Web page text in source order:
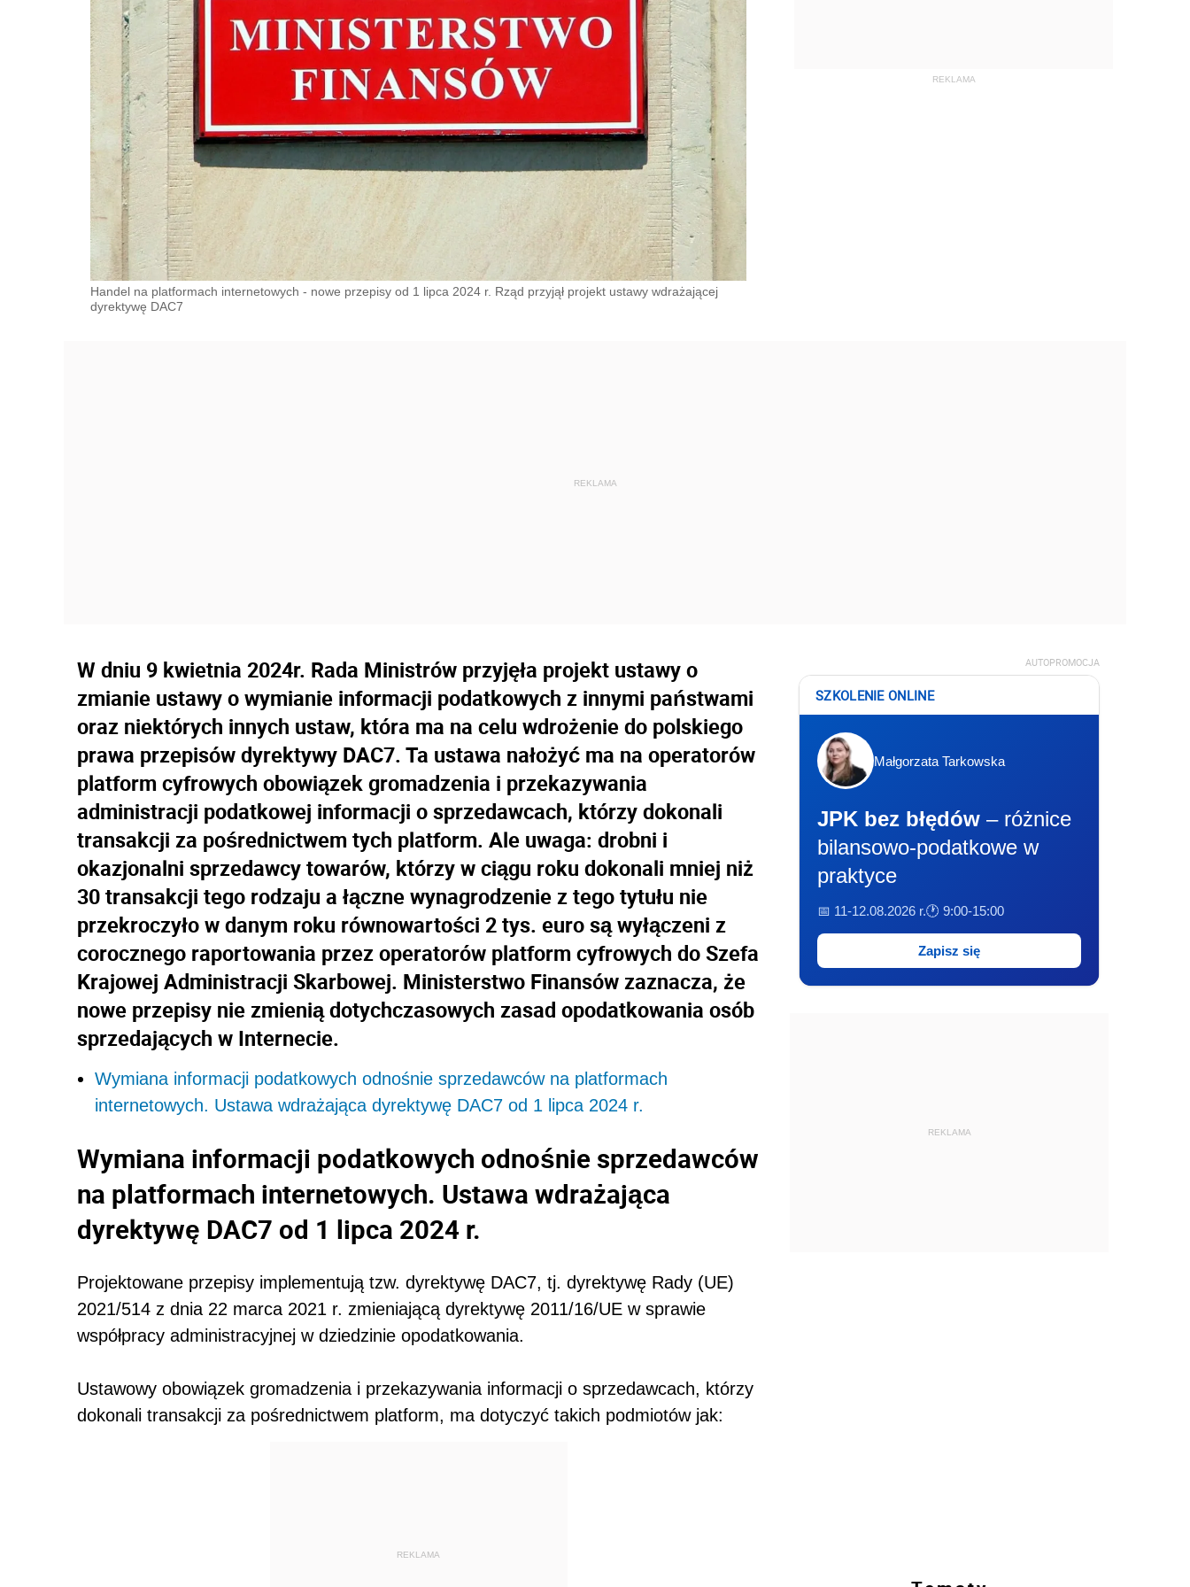
Handel na platformach internetowych - nowe przepisy od 1 lipca 2024 r. Rząd przyjął projekt ustawy wdrażającej
dyrektywę DAC7
W dniu 9 kwietnia 2024r. Rada Ministrów przyjęła projekt ustawy o
zmianie ustawy o wymianie informacji podatkowych z innymi państwami
oraz niektórych innych ustaw, która ma na celu wdrożenie do polskiego
prawa przepisów dyrektywy DAC7. Ta ustawa nałożyć ma na operatorów
platform cyfrowych obowiązek gromadzenia i przekazywania
administracji podatkowej informacji o sprzedawcach, którzy dokonali
transakcji za pośrednictwem tych platform. Ale uwaga: drobni i
okazjonalni sprzedawcy towarów, którzy w ciągu roku dokonali mniej niż
30 transakcji tego rodzaju a łączne wynagrodzenie z tego tytułu nie
przekroczyło w danym roku równowartości 2 tys. euro są wyłączeni z
corocznego raportowania przez operatorów platform cyfrowych do Szefa
Krajowej Administracji Skarbowej. Ministerstwo Finansów zaznacza, że
nowe przepisy nie zmienią dotychczasowych zasad opodatkowania osób
sprzedających w Internecie.
Wymiana informacji podatkowych odnośnie sprzedawców na platformach
internetowych. Ustawa wdrażająca dyrektywę DAC7 od 1 lipca 2024 r.
Wymiana informacji podatkowych odnośnie sprzedawców
na platformach internetowych. Ustawa wdrażająca
dyrektywę DAC7 od 1 lipca 2024 r.
Projektowane przepisy implementują tzw. dyrektywę DAC7, tj. dyrektywę Rady (UE)
2021/514 z dnia 22 marca 2021 r. zmieniającą dyrektywę 2011/16/UE w sprawie
współpracy administracyjnej w dziedzinie opodatkowania.
Ustawowy obowiązek gromadzenia i przekazywania informacji o sprzedawcach, którzy
dokonali transakcji za pośrednictwem platform, ma dotyczyć takich podmiotów jak:
REKLAMA
AUTOPROMOCJA
SZKOLENIE ONLINE
Małgorzata Tarkowska
JPK bez błędów – różnice
bilansowo-podatkowe w
praktyce
📅 11-12.08.2026 r.🕐 9:00-15:00
Zapisz się
REKLAMA